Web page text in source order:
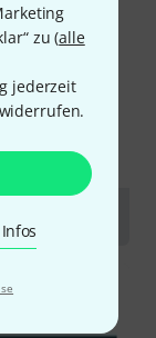
zu (alle
jederzeit